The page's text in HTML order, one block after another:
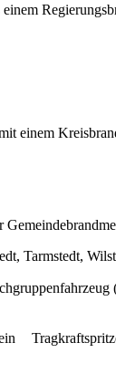
einem
Tarmstedt,